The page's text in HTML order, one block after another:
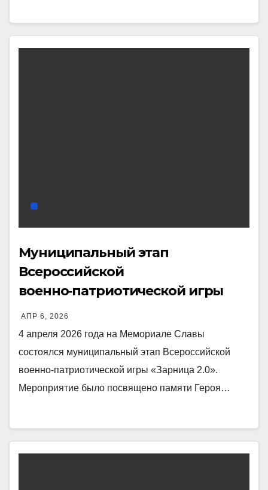
Муниципальный этап
Всероссийской
военно‑патриотической игры
«Зарница 2.0»
АПР 6, 2026
4 апреля 2026 года на Мемориале Славы
состоялся муниципальный этап Всероссийской
военно‑патриотической игры «Зарница 2.0».
Мероприятие было посвящено памяти Героя…